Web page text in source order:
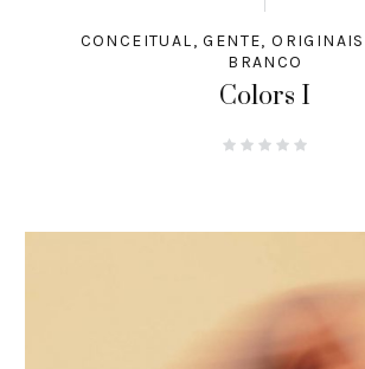
CONCEITUAL,GENTE,ORIGINAIS
BRANCO
Colors I